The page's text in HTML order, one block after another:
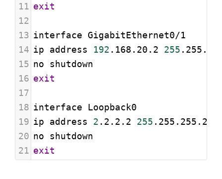
11 exit
12
13 interface GigabitEthernet0/1
14 ip address 192 .168.20.2 255
15 no shutdown
16 exit
17
18 interface Loopback0
19 ip address 2 .2.2.2 255 .255.255.255
20 no shutdown
21 exit